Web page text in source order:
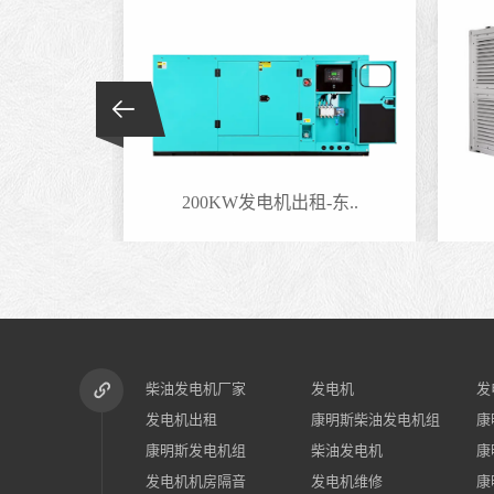
200KW发电机出租-东..
柴油发电机厂家 发电机
发电机出租
康明斯柴油发电机组
康明斯发电机组
柴油发电机
发电机机房隔音
发电机维修